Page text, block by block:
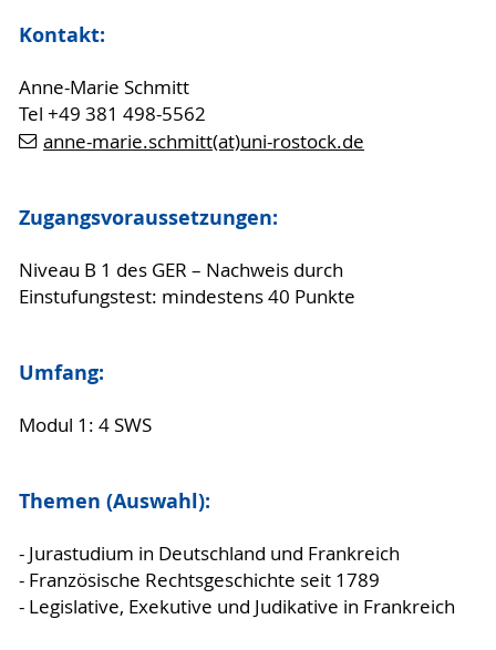
Kontakt:
Anne-Marie Schmitt
Tel +49 381 498-5562
anne-marie.schmitt(at)uni-rostock.de
Zugangsvoraussetzungen:
Niveau B 1 des GER – Nachweis durch
Einstufungstest: mindestens 40 Punkte
Umfang:
Modul 1: 4 SWS
Themen (Auswahl):
- Jurastudium in Deutschland und Frankreich
- Französische Rechtsgeschichte seit 1789
- Legislative, Exekutive und Judikative in Frankreich